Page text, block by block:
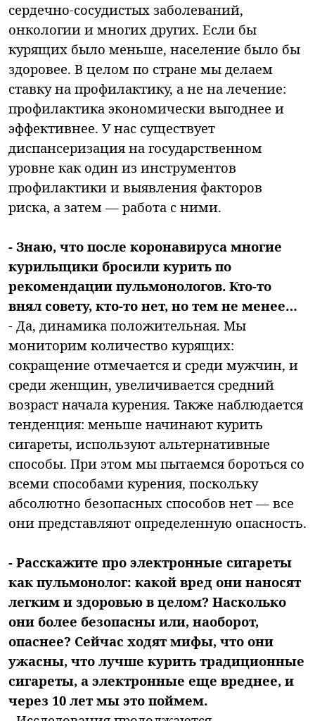
сердечно-сосудистых заболеваний,
онкологии и многих других. Если бы
курящих было меньше, население было бы
здоровее. В целом по стране мы делаем
ставку на профилактику, а не на лечение:
профилактика экономически выгоднее и
эффективнее. У нас существует
диспансеризация на государственном
уровне как один из инструментов
профилактики и выявления факторов
риска, а затем — работа с ними.
- Знаю, что после коронавируса многие
курильщики бросили курить по
рекомендации пульмонологов. Кто-то
внял совету, кто-то нет, но тем не менее…
- Да, динамика положительная. Мы
мониторим количество курящих:
сокращение отмечается и среди мужчин, и
среди женщин, увеличивается средний
возраст начала курения. Также наблюдается
тенденция: меньше начинают курить
сигареты, используют альтернативные
способы. При этом мы пытаемся бороться со
всеми способами курения, поскольку
абсолютно безопасных способов нет — все
они представляют определенную опасность.
- Расскажите про электронные сигареты
как пульмонолог: какой вред они наносят
легким и здоровью в целом? Насколько
они более безопасны или, наоборот,
опаснее? Сейчас ходят мифы, что они
ужасны, что лучше курить традиционные
сигареты, а электронные еще вреднее, и
через 10 лет мы это поймем.